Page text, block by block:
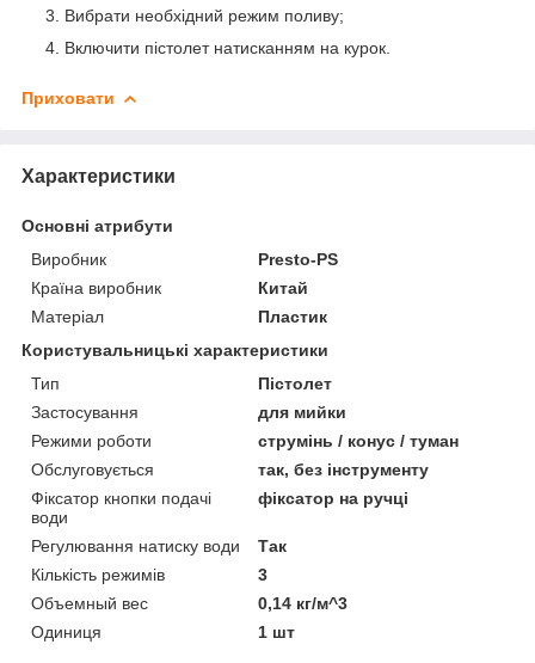
Вибрати необхідний режим поливу;
Включити пістолет натисканням на курок.
Приховати
Характеристики
Основні атрибути
Виробник
Presto-PS
Країна виробник
Китай
Матеріал
Пластик
Користувальницькі характеристики
Тип
Пістолет
Застосування
для мийки
Режими роботи
струмінь / конус / туман
Обслуговується
так, без інструменту
Фіксатор кнопки подачі
води
фіксатор на ручці
Регулювання натиску води
Так
Кількість режимів
3
Объемный вес
0,14 кг/м^3
Одиниця
1 шт